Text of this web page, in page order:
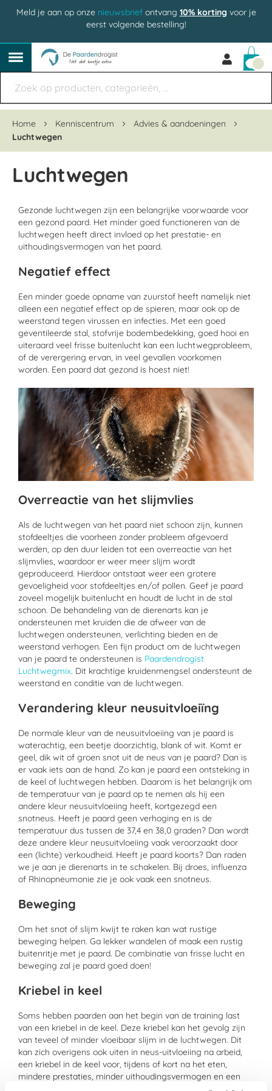
Meld je aan op onze nieuwsbriefontvang 10% korting voor je
eerst volgende bestelling!
Home Kenniscentrum
Advies & aandoeningen
Luchtwegen
Luchtwegen
Gezonde luchtwegen zijn een belangrijke voorwaarde voor
een gezond paard. Het minder goed functioneren van de
luchtwegen heeft direct invloed op het prestatie- en
uithoudingsvermogen van het paard.
Negatief effect
Een minder goede opname van zuurstof heeft namelijk niet
alleen een negatief effect op de spieren, maar ook op de
weerstand tegen virussen en infecties. Met een goed
geventileerde stal, stofvrije bodembedekking, goed hooi en
uiteraard veel frisse buitenlucht kan een luchtwegprobleem,
of de verergering ervan, in veel gevallen voorkomen
worden. Een paard dat gezond is hoest niet!
Overreactie van het slijmvlies
Als de luchtwegen van het paard niet schoon zijn, kunnen
stofdeeltjes die voorheen zonder probleem afgevoerd
werden, op den duur leiden tot een overreactie van het
slijmvlies, waardoor er weer meer slijm wordt
geproduceerd. Hierdoor ontstaat weer een grotere
gevoeligheid voor stofdeeltjes en/of pollen. Geef je paard
zoveel mogelijk buitenlucht en houdt de lucht in de stal
schoon. De behandeling van de dierenarts kan je
ondersteunen met kruiden die de afweer van de
luchtwegen ondersteunen, verlichting bieden en de
weerstand verhogen. Een fijn product om de luchtwegen
van je paard te ondersteunen is Paardendrogist
Luchtwegmix. Dit krachtige kruidenmengsel ondersteunt de
weerstand en conditie van de luchtwegen.
Verandering kleur neusuitvloeiïng
De normale kleur van de neusuitvloeiing van je paard is
waterachtig, een beetje doorzichtig, blank of wit. Komt er
geel, dik wit of groen snot uit de neus van je paard? Dan is
er vaak iets aan de hand. Zo kan je paard een ontsteking in
de keel of luchtwegen hebben. Daarom is het belangrijk om
de temperatuur van je paard op te nemen als hij een
andere kleur neusuitvloeiing heeft, kortgezegd een
snotneus. Heeft je paard geen verhoging en is de
temperatuur dus tussen de 37,4 en 38,0 graden? Dan wordt
deze andere kleur neusuitvloeiing vaak veroorzaakt door
een (lichte) verkoudheid. Heeft je paard koorts? Dan raden
we je aan je dierenarts in te schakelen. Bij droes, influenza
of Rhinopneumonie zie je ook vaak een snotneus.
Beweging
Om het snot of slijm kwijt te raken kan wat rustige
beweging helpen. Ga lekker wandelen of maak een rustig
buitenritje met je paard. De combinatie van frisse lucht en
beweging zal je paard goed doen!
Kriebel in keel
Soms hebben paarden aan het begin van de training last
van een kriebel in de keel. Deze kriebel kan het gevolg zijn
van teveel of minder vloeibaar slijm in de luchtwegen. Dit
kan zich overigens ook uiten in neus-uitvloeiing na arbeid,
een kriebel in de keel voor, tijdens of kort na het eten,
mindere prestaties, minder uithoudingsvermogen en een
langzamer herstel na zware inspanning. Een fijn product om